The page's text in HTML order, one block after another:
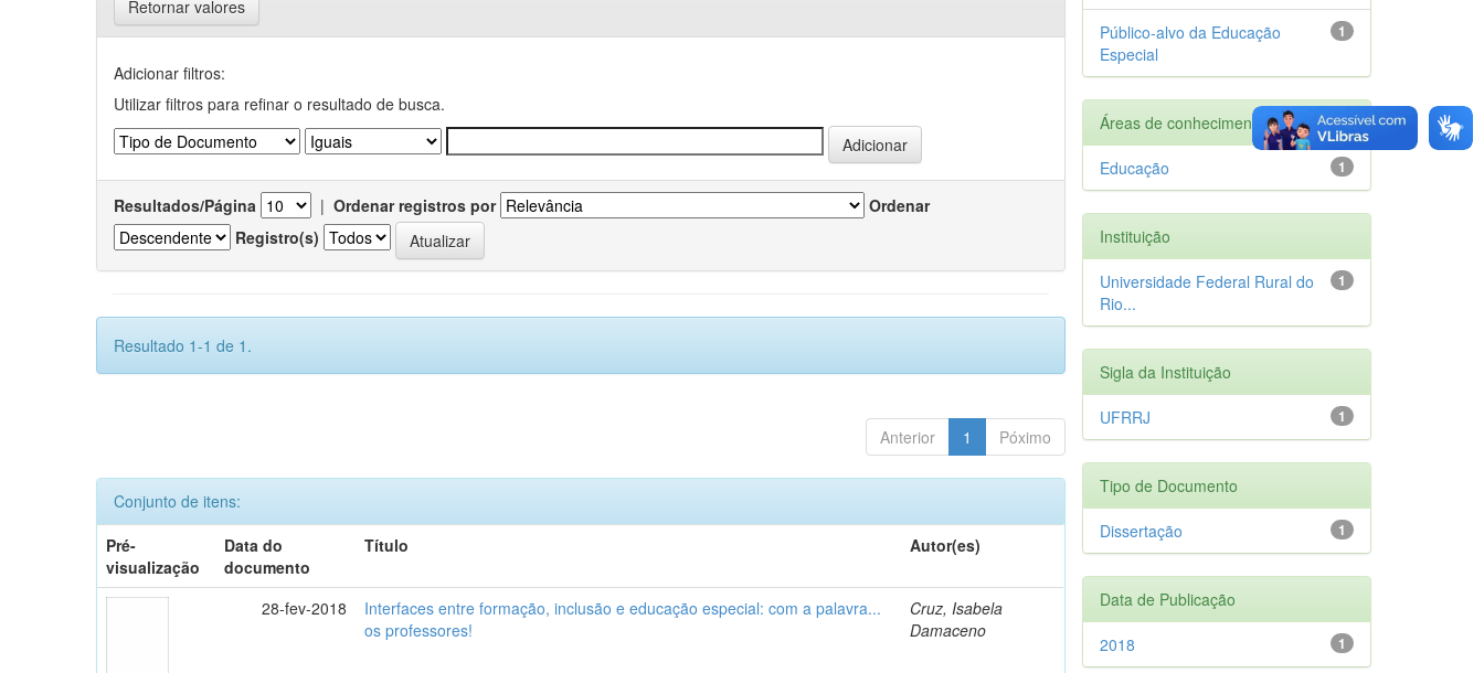
Retornar valores
Adicionar filtros:
Utilizar filtros para refinar o resultado de busca.
Resultados/Página | Ordenar registros por
Ordenar
Registro(s)
Resultado 1-1 de 1.
Anterior 1 Póximo
Conjunto de itens:
Pré-
visualização
Data do
documento
Título Autor(es)
28-fev-2018
Interfaces entre formação, inclusão e educação especial: com a palavra...
os professores!
Cruz, Isabela
Damaceno
1
Público-alvo da Educação
Especial
Áreas de conhecimento
1
Educação
Instituição
1
Universidade Federal Rural do
Rio...
Sigla da Instituição
1
UFRRJ
Tipo de Documento
1
Dissertação
Data de Publicação
1
2018